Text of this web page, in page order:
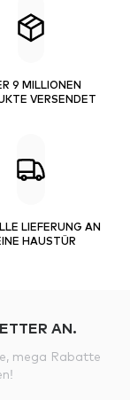
9 MILLIONEN
VERSENDET
LIEFERUNG AN
HAUSTÜR
AN.
mega Rabatte